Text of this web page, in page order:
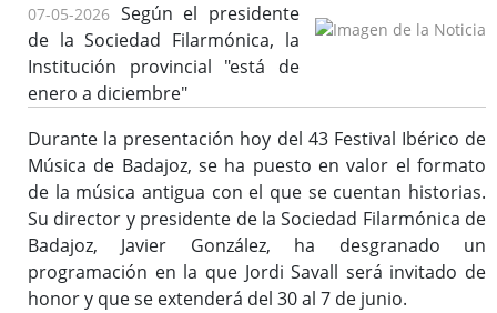
07-05-2026 Según el presidente
de la Sociedad Filarmónica, la
Institución provincial "está de
enero a diciembre"
Durante la presentación hoy del 43 Festival Ibérico de
Música de Badajoz, se ha puesto en valor el formato
de la música antigua con el que se cuentan historias.
Su director y presidente de la Sociedad Filarmónica de
Badajoz, Javier González, ha desgranado un
programación en la que Jordi Savall será invitado de
honor y que se extenderá del 30 al 7 de junio.